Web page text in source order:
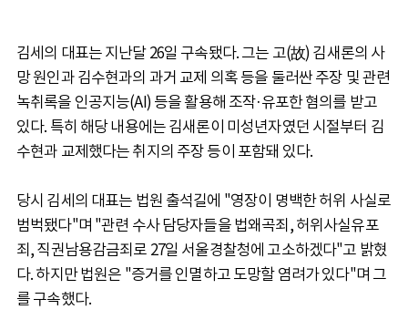
김세의 대표는 지난달 26일 구속됐다. 그는 고(故) 김새론의 사
망 원인과 김수현과의 과거 교제 의혹 등을 둘러싼 주장 및 관련
녹취록을 인공지능(AI) 등을 활용해 조작·유포한 혐의를 받고
있다. 특히 해당 내용에는 김새론이 미성년자였던 시절부터 김
수현과 교제했다는 취지의 주장 등이 포함돼 있다.
당시 김세의 대표는 법원 출석길에 "영장이 명백한 허위 사실로
범벅됐다"며 "관련 수사 담당자들을 법왜곡죄, 허위사실유포
죄, 직권남용감금죄로 27일 서울경찰청에 고소하겠다"고 밝혔
다. 하지만 법원은 "증거를 인멸하고 도망할 염려가 있다"며 그
를 구속했다.